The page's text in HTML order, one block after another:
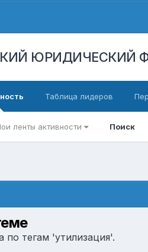
ЮРИДИЧЕСКИЙ
ленты активности Поиск
Таблица лидеров
по тегам 'утилизация'.